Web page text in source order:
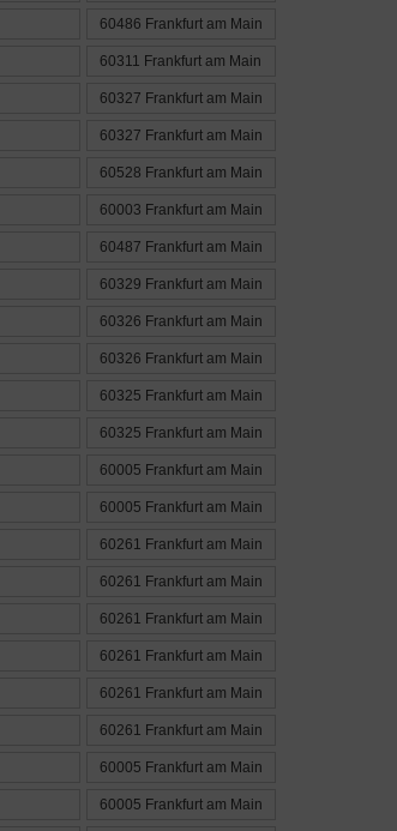
60486 Frankfurt am Main
60311 Frankfurt am Main
60327 Frankfurt am Main
60327 Frankfurt am Main
60528 Frankfurt am Main
60003 Frankfurt am Main
60487 Frankfurt am Main
60329 Frankfurt am Main
60326 Frankfurt am Main
60326 Frankfurt am Main
60325 Frankfurt am Main
60325 Frankfurt am Main
60005 Frankfurt am Main
60005 Frankfurt am Main
60261 Frankfurt am Main
60261 Frankfurt am Main
60261 Frankfurt am Main
60261 Frankfurt am Main
60261 Frankfurt am Main
60261 Frankfurt am Main
60005 Frankfurt am Main
60005 Frankfurt am Main